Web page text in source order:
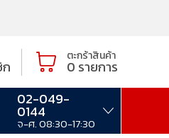
ตะกร้าสินค้า
0 รายการ
02-049-
0144
จ-ศ. 08:30-17:30